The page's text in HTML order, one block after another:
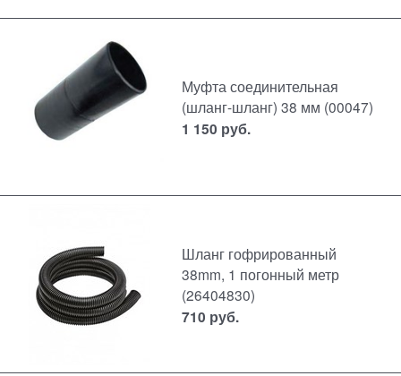
Муфта соединительная
(шланг-шланг) 38 мм (00047)
1 150 руб.
Шланг гофрированный
38mm, 1 погонный метр
(26404830)
710 руб.